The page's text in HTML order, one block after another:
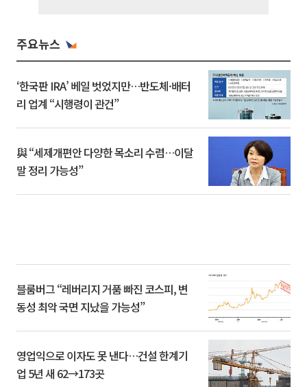
주요뉴스
‘한국판 IRA’ 베일 벗었지만…반도체·배터
리 업계 “시행령이 관건”
與 “세제개편안 다양한 목소리 수렴…이달
말 정리 가능성”
블룸버그 “레버리지 거품 빠진 코스피, 변
동성 최악 국면 지났을 가능성”
영업익으로 이자도 못 낸다…건설 한계기
업 5년 새 62→173곳